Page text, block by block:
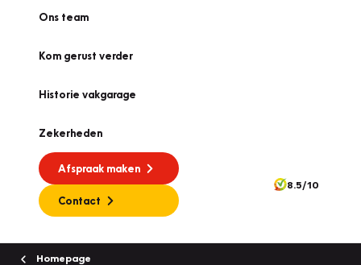
Ons team
Kom gerust verder
Historie vakgarage
Zekerheden
Afspraak maken
Contact
8.5/10
Homepage